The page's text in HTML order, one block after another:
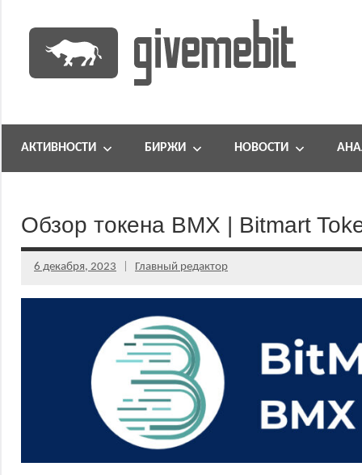
содержимому
GiveMeBit.com
портал
АКТИВНОСТИ БИРЖИ НОВОСТИ
Обзор токена BMX | Bitmart
6 декабря, 2023 Главный редактор